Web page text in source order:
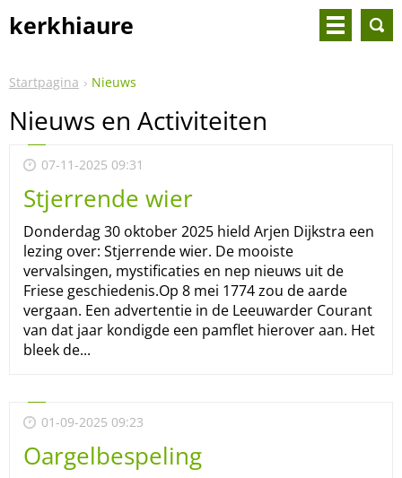
kerkhiaure
Startpagina Nieuws
Nieuws en Activiteiten
07-11-2025 09:31
Stjerrende wier
Donderdag 30 oktober 2025 hield Arjen Dijkstra een
lezing over: Stjerrende wier. De mooiste
vervalsingen, mystificaties en nep nieuws uit de
Friese geschiedenis.Op 8 mei 1774 zou de aarde
vergaan. Een advertentie in de Leeuwarder Courant
van dat jaar kondigde een pamflet hierover aan. Het
bleek de...
01-09-2025 09:23
Oargelbespeling